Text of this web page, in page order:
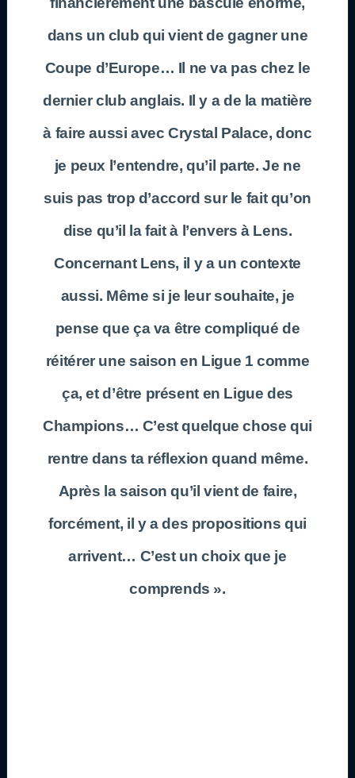
dans un club qui vient de gagner une
Coupe d’Europe… Il ne va pas chez le
dernier club anglais. Il y a de la matière
à faire aussi avec Crystal Palace, donc
je peux l’entendre, qu’il parte. Je ne
suis pas trop d’accord sur le fait qu’on
dise qu’il la fait à l’envers à Lens.
Concernant Lens, il y a un contexte
aussi. Même si je leur souhaite, je
pense que ça va être compliqué de
réitérer une saison en Ligue 1 comme
ça, et d’être présent en Ligue des
Champions… C’est quelque chose qui
rentre dans ta réflexion quand même.
Après la saison qu’il vient de faire,
forcément, il y a des propositions qui
arrivent… C’est un choix que je
comprends ».